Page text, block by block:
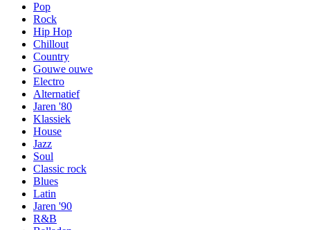
Pop
Rock
Hip Hop
Chillout
Country
Gouwe ouwe
Electro
Alternatief
Jaren '80
Klassiek
House
Jazz
Soul
Classic rock
Blues
Latin
Jaren '90
R&B